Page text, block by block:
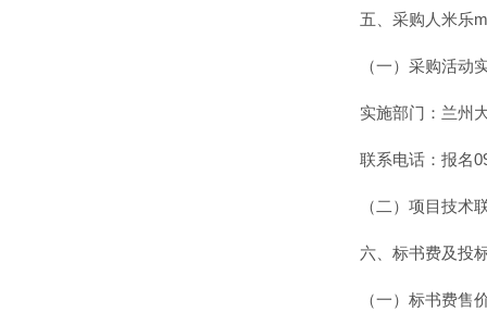
五、采购人米乐
（一）采购活动
实施部门：兰州
联系电话：报名
（二）项目技术
六、标书费及投
（一）标书费售